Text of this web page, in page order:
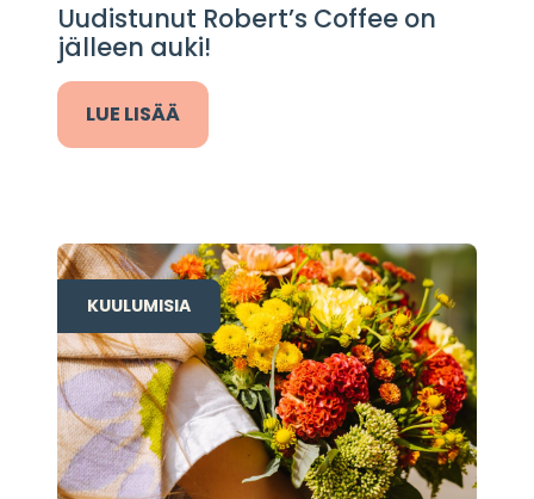
Uudistunut Robert’s Coffee on
jälleen auki!
LUE LISÄÄ
KUULUMISIA